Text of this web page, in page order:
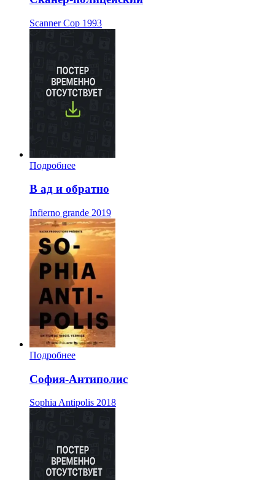
Scanner Cop 1993
Подробнее
В ад и обратно
Infierno grande 2019
Подробнее
София-Антиполис
Sophia Antipolis 2018